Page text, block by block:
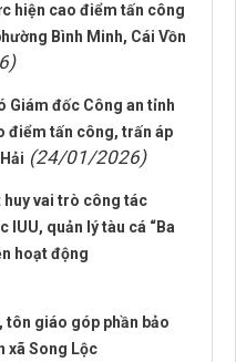
hiện cao điểm tấn công
Bình Minh, Cái Vồn
Giám đốc Công an tỉnh
điểm tấn công, trấn áp
(24/01/2026)
huy vai trò công tác
quản lý tàu cá “Ba
hoạt động
tôn giáo góp phần bảo
xã Song Lộc